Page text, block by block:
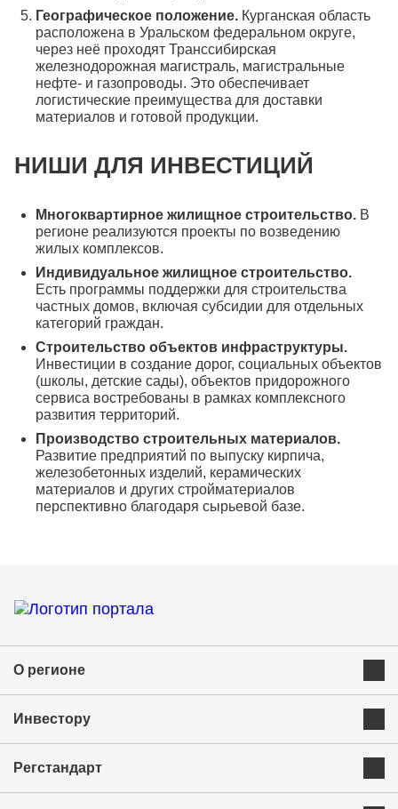
Географическое положение. Курганская область
расположена в Уральском федеральном округе,
через неё проходят Транссибирская
железнодорожная магистраль, магистральные
нефте- и газопроводы. Это обеспечивает
логистические преимущества для доставки
материалов и готовой продукции.
НИШИ ДЛЯ ИНВЕСТИЦИЙ
Многоквартирное жилищное строительство. В
регионе реализуются проекты по возведению
жилых комплексов.
Индивидуальное жилищное строительство.
Есть программы поддержки для строительства
частных домов, включая субсидии для отдельных
категорий граждан.
Строительство объектов инфраструктуры.
Инвестиции в создание дорог, социальных объектов
(школы, детские сады), объектов придорожного
сервиса востребованы в рамках комплексного
развития территорий.
Производство строительных материалов.
Развитие предприятий по выпуску кирпича,
железобетонных изделий, керамических
материалов и других стройматериалов
перспективно благодаря сырьевой базе.
О регионе
Экономика и ресурсы
Успешные бренды Курганской области
Инвестору
Приоритетные инвестиционные направления
Регстандарт